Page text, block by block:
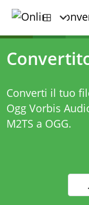
Converti il tuo
Ogg Vorbis
M2TS a OGG.